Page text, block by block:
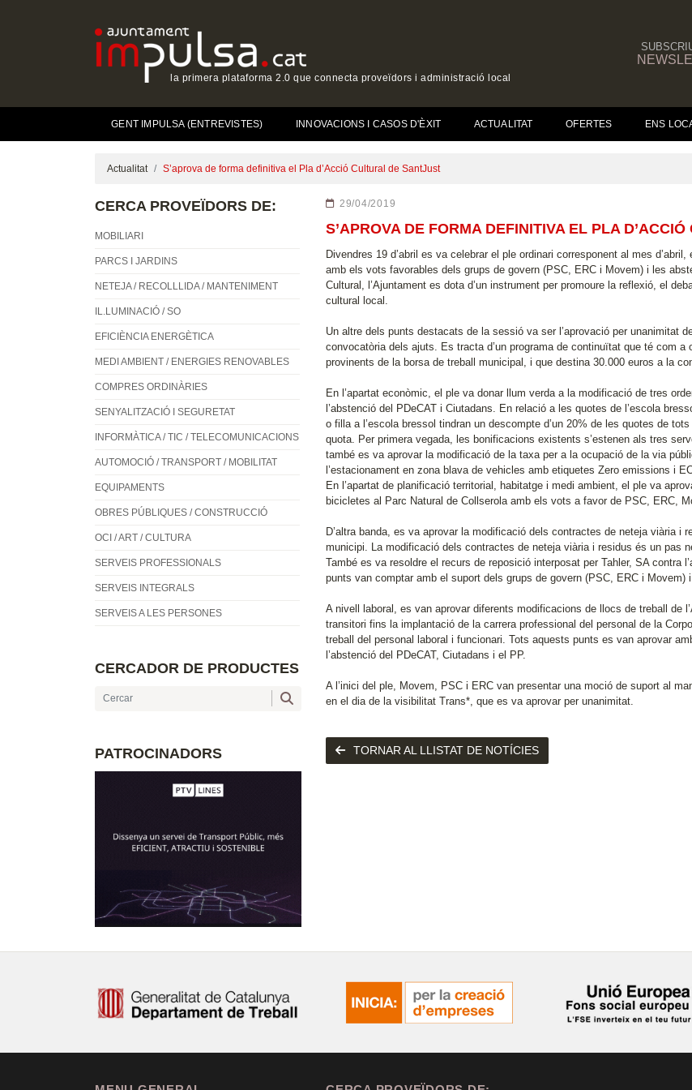
la primera plataforma 2.0 que connecta proveïdors i administració local
GENT IMPULSA (ENTREVISTES) INNOVACIONS I CASOS D'ÈXIT ACTUALITAT(CURRENT)OFERTES ENS
Actualitat S’aprova de forma definitiva el Pla d’Acció Cultural de SantJust
CERCA PROVEÏDORS DE:
MOBILIARI
PARCS I JARDINS
NETEJA / RECOLLLIDA / MANTENIMENT
IL.LUMINACIÓ / SO
EFICIÈNCIA ENERGÈTICA
MEDI AMBIENT / ENERGIES RENOVABLES
COMPRES ORDINÀRIES
SENYALITZACIÓ I SEGURETAT
INFORMÀTICA / TIC / TELECOMUNICACIONS
AUTOMOCIÓ / TRANSPORT / MOBILITAT
EQUIPAMENTS
OBRES PÚBLIQUES / CONSTRUCCIÓ
OCI / ART / CULTURA
SERVEIS PROFESSIONALS
SERVEIS INTEGRALS
SERVEIS A LES PERSONES
CERCADOR DE PRODUCTES
PATROCINADORS
29/04/2019
S’APROVA DE FORMA DEFINITIVA EL PLA
Divendres 19 d’abril es va celebrar el ple ordinari corresponent al mes
amb els vots favorables dels grups de govern (PSC, ERC i Movem) i les
Cultural, l’Ajuntament es dota d’un instrument per promoure la reflexió, el
cultural local.
Un altre dels punts destacats de la sessió va ser l’aprovació per unanimitat
convocatòria dels ajuts. Es tracta d’un programa de continuïtat que té com
provinents de la borsa de treball municipal, i que destina 30.000 euros a la
En l’apartat econòmic, el ple va donar llum verda a la modificació de tres
l’abstenció del PDeCAT i Ciutadans. En relació a les quotes de l’escola
o filla a l’escola bressol tindran un descompte d’un 20% de les quotes de
quota. Per primera vegada, les bonificacions existents s’estenen als tres
també es va aprovar la modificació de la taxa per a la ocupació de la via
l’estacionament en zona blava de vehicles amb etiquetes Zero emissions i
En l’apartat de planificació territorial, habitatge i medi ambient, el ple va
bicicletes al Parc Natural de Collserola amb els vots a favor de PSC, ERC,
D’altra banda, es va aprovar la modificació dels contractes de neteja viària i
municipi. La modificació dels contractes de neteja viària i residus és un pas
També es va resoldre el recurs de reposició interposat per Tahler, SA contra
punts van comptar amb el suport dels grups de govern (PSC, ERC i Movem)
A nivell laboral, es van aprovar diferents modificacions de llocs de treball de
transitori fins la implantació de la carrera professional del personal de la
treball del personal laboral i funcionari. Tots aquests punts es van aprovar
l’abstenció del PDeCAT, Ciutadans i el PP.
A l’inici del ple, Movem, PSC i ERC van presentar una moció de suport al
en el dia de la visibilitat Trans*, que es va aprovar per unanimitat.
TORNAR AL LLISTAT DE NOTÍCIES